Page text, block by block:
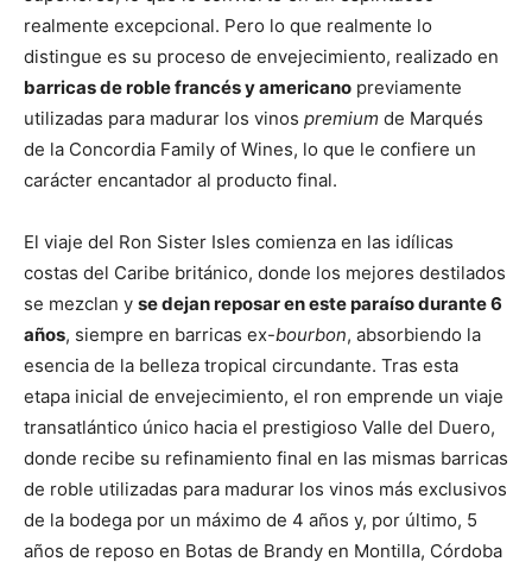
realmente excepcional. Pero lo que realmente lo
distingue es su proceso de envejecimiento, realizado en
barricas de roble francés y americano previamente
utilizadas para madurar los vinos premium de Marqués
de la Concordia Family of Wines, lo que le confiere un
carácter encantador al producto final.
El viaje del Ron Sister Isles comienza en las idílicas
costas del Caribe británico, donde los mejores destilados
se mezclan y se dejan reposar en este paraíso durante 6
años, siempre en barricas ex-bourbon, absorbiendo la
esencia de la belleza tropical circundante. Tras esta
etapa inicial de envejecimiento, el ron emprende un viaje
transatlántico único hacia el prestigioso Valle del Duero,
donde recibe su refinamiento final en las mismas barricas
de roble utilizadas para madurar los vinos más exclusivos
de la bodega por un máximo de 4 años y, por último, 5
años de reposo en Botas de Brandy en Montilla, Córdoba